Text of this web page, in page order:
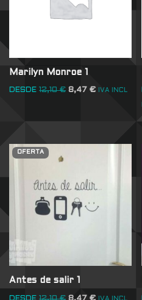
Marilyn Monroe 1
DESDE 12,10€ 8,47 € IVA INCL
OFERTA
Antes de salir 1
IVA INCL